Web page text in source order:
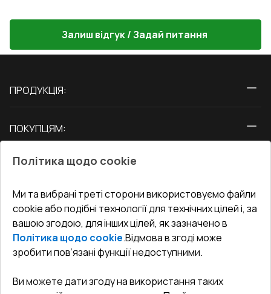
Залиш відгук / Задай питання
ПРОДУКЦІЯ:
Двері
ПОКУПЦЯМ:
Блог
Адреса гіпермаркета
Як правильно заміряти вікна
СЕРВІС ТА ОБЛУГОВУВАННЯ:
Доставка і Оплата
Гарантія та Сервіс
Повернення товару
Договір публічної оферти
КОНТАКТИ
Офіс:Україна, м. Вінниця, вул. Келецька 60 кв. 61
undefined(undefined)
Політика щодо cookie
Ми та вибрані треті сторони використовуємо файли
cookie або подібні технології для технічних цілей і, за
вашою згодою, для інших цілей, як зазначено в
Політика щодо cookie.Відмова в згоді може
зробити пов’язані функції недоступними.
Ви можете дати згоду на використання таких